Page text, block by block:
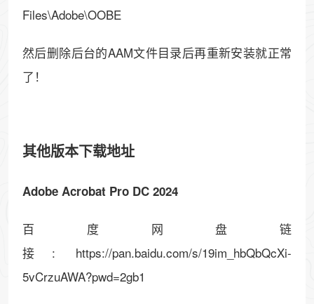
Files\Adobe\OOBE
然后删除后台的AAM文件目录后再重新安装就正常
了！
其他版本下载地址
Adobe Acrobat Pro DC 2024
百度网盘链
接: https://pan.baidu.com/s/19im_hbQbQcXi-
5vCrzuAWA?pwd=2gb1